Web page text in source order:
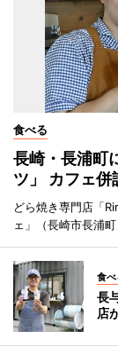
食べる
長崎・長浦町
ツ」 カフェ併
どら焼き専門店「
ェ」（長崎市長浦
食べ
長
店